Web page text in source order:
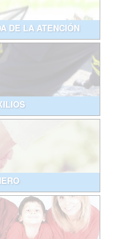
DE LA ATENCIÓN